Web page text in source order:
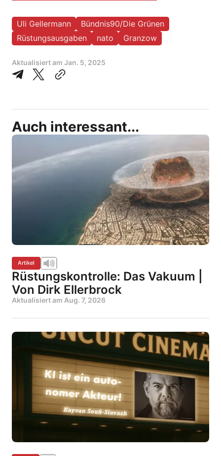
Uli Gellermann
Bündnis90/Die Grünen
Rüstungsausgaben
nato Granzow
Aktualisiert am Jan. 5, 2025
Auch interessant...
Artikel
Rüstungskontrolle: Das Vakuum |
Von Dirk Ellerbrock
Aktualisiert am Aug. 7, 2026